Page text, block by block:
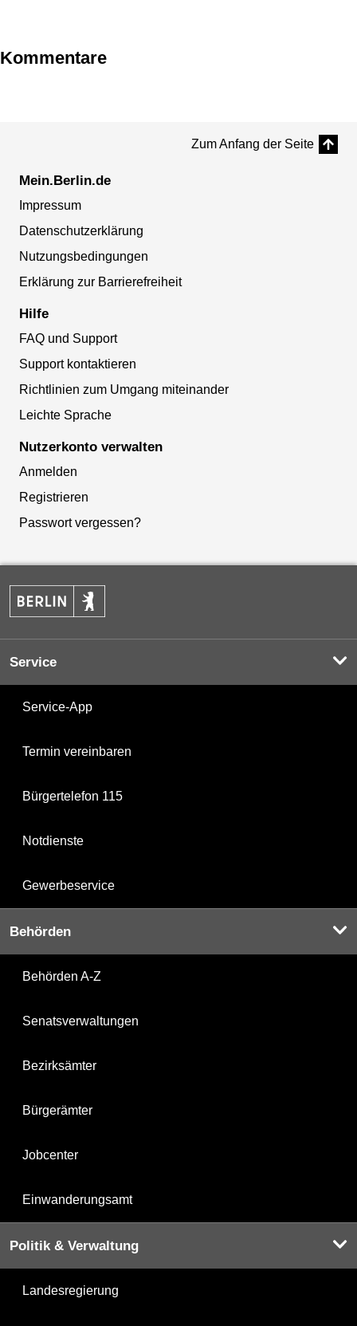
Kommentare
Zum Anfang der Seite
Mein.Berlin.de
Impressum
Datenschutzerklärung
Nutzungsbedingungen
Erklärung zur Barrierefreiheit
Hilfe
FAQ und Support
Support kontaktieren
Richtlinien zum Umgang miteinander
Leichte Sprache
Nutzerkonto verwalten
Anmelden
Registrieren
Passwort vergessen?
Service
Service-App
Termin vereinbaren
Bürgertelefon 115
Notdienste
Gewerbeservice
Behörden
Behörden A-Z
Senatsverwaltungen
Bezirksämter
Bürgerämter
Jobcenter
Einwanderungsamt
Politik & Verwaltung
Landesregierung